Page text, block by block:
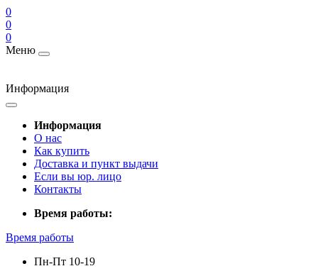
0
0
0
Меню
Информация
Информация
О нас
Как купить
Доставка и пункт выдачи
Если вы юр. лицо
Контакты
Время работы:
Время работы
Пн-Пт 10-19